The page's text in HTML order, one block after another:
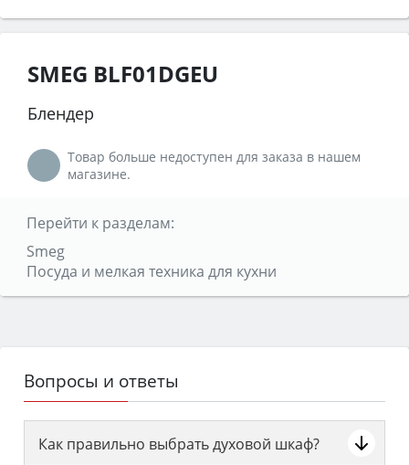
SMEG BLF01DGEU
Блендер
Товар больше недоступен для заказа в нашем
магазине.
Перейти к разделам:
Smeg
Посуда и мелкая техника для кухни
Вопросы и ответы
Как правильно выбрать духовой шкаф?